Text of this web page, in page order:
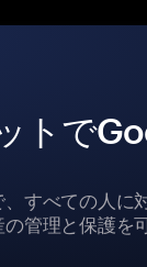
トで
すべての人に
管理と保護を